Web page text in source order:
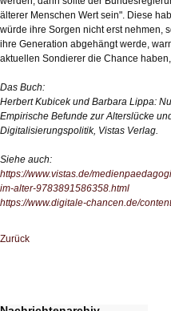
älterer Menschen Wert sein". Diese
würde ihre Sorgen nicht erst nehmen,
ihre Generation abgehängt werde,
aktuellen Sondierer die Chance
Das Buch:
Herbert Kubicek und Barbara Lippa:
Empirische Befunde zur Alterslücke
Digitalisierungspolitik, Vistas Verlag.
Siehe auch:
https://www.vistas.de/
im-alter-9783891586358.html
https://www.digitale-chancen.de/
Zurück